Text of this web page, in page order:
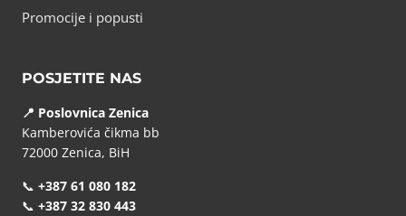
Promocije i popusti
POSJETITE NAS
📍 Poslovnica Zenica
Kamberovića čikma bb
72000 Zenica, BiH
📞 +387 61 080 182
📞 +387 32 830 443